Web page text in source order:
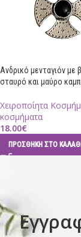
Ανδρικό μενταγιόν με
σταυρό και μαύρο
Χειροποίητα
κοσμήματα
18.00€
ΠΡΟΣΘΉΚΗ ΣΤΟ